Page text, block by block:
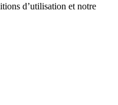
d’utilisation et notre